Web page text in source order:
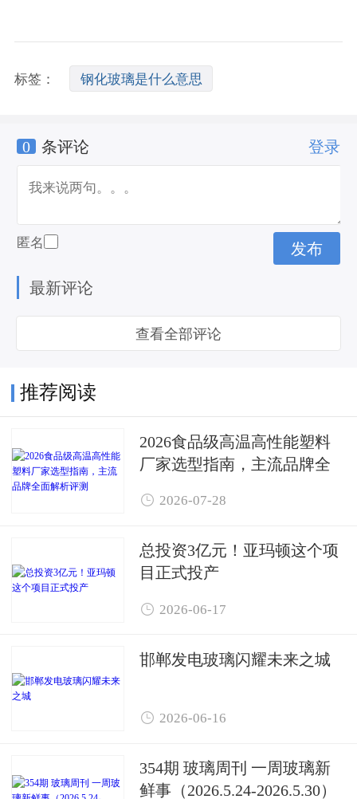
标签： 钢化玻璃是什么意思
0 条评论 登录
匿名
最新评论
查看全部评论
推荐阅读
2026食品级高温高性能塑料
厂家选型指南，主流品牌全
 2026-07-28
总投资3亿元！亚玛顿这个项
目正式投产
 2026-06-17
邯郸发电玻璃闪耀未来之城
 2026-06-16
354期 玻璃周刊 一周玻璃新
鲜事（2026.5.24-2026.5.30）